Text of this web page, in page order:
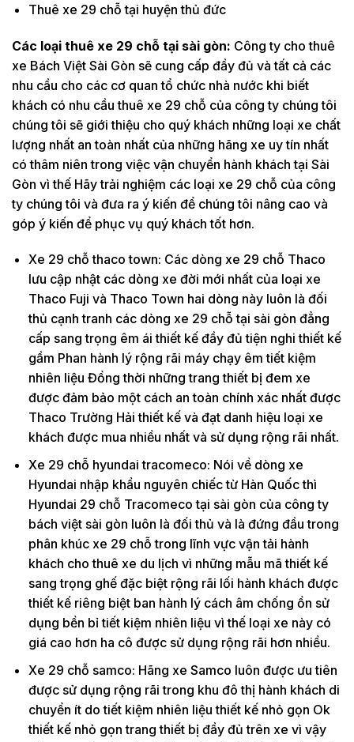
Thuê xe 29 chỗ tại huyện thủ đức
Các loại thuê xe 29 chỗ tại sài gòn: Công ty cho thuê
xe Bách Việt Sài Gòn sẽ cung cấp đầy đủ và tất cả các
nhu cầu cho các cơ quan tổ chức nhà nước khi biết
khách có nhu cầu thuê xe 29 chỗ của công ty chúng tôi
chúng tôi sẽ giới thiệu cho quý khách những loại xe chất
lượng nhất an toàn nhất của những hãng xe uy tín nhất
có thâm niên trong việc vận chuyển hành khách tại Sài
Gòn vì thế Hãy trải nghiệm các loại xe 29 chỗ của công
ty chúng tôi và đưa ra ý kiến để chúng tôi nâng cao và
góp ý kiến để phục vụ quý khách tốt hơn.
Xe 29 chỗ thaco town: Các dòng xe 29 chỗ Thaco
lưu cập nhật các dòng xe đời mới nhất của loại xe
Thaco Fuji và Thaco Town hai dòng này luôn là đối
thủ cạnh tranh các dòng xe 29 chỗ tại sài gòn đẳng
cấp sang trọng êm ái thiết kế đầy đủ tiện nghi thiết kế
gầm Phan hành lý rộng rãi máy chạy êm tiết kiệm
nhiên liệu Đồng thời những trang thiết bị đem xe
được đảm bảo một cách an toàn chính xác nhất được
Thaco Trường Hải thiết kế và đạt danh hiệu loại xe
khách được mua nhiều nhất và sử dụng rộng rãi nhất.
Xe 29 chỗ hyundai tracomeco: Nói về dòng xe
Hyundai nhập khẩu nguyên chiếc từ Hàn Quốc thì
Hyundai 29 chỗ Tracomeco tại sài gòn của công ty
bách việt sài gòn luôn là đối thủ và là đứng đầu trong
phân khúc xe 29 chỗ trong lĩnh vực vận tải hành
khách cho thuê xe du lịch vì những mẫu mã thiết kế
sang trọng ghế đặc biệt rộng rãi lối hành khách được
thiết kế riêng biệt ban hành lý cách âm chống ồn sử
dụng bền bỉ tiết kiệm nhiên liệu vì thế loại xe này có
giá cao hơn ha cô được sử dụng rộng rãi hơn nhiều.
Xe 29 chỗ samco: Hãng xe Samco luôn được ưu tiên
được sử dụng rộng rãi trong khu đô thị hành khách di
chuyển ít do tiết kiệm nhiên liệu thiết kế nhỏ gọn Ok
thiết kế nhỏ gọn trang thiết bị đầy đủ trên xe vì vậy